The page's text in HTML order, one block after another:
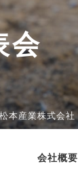
会
本産業株式会社
会社概要